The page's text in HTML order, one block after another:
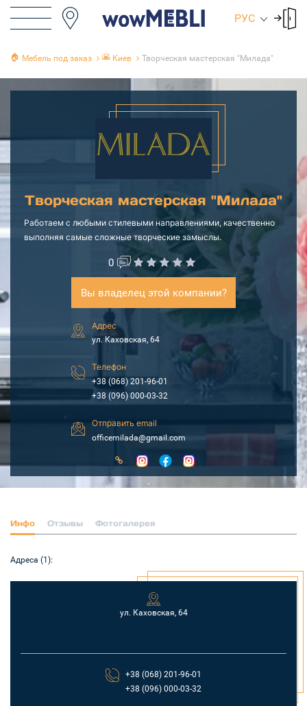
РУС
🏠 Мебель под заказ 🌇 Киев Творческая мастерская "Милада"
Творческая мастерская "Милада"
Работаем с любыми стилевыми направлениями, качественно
выполняя самые сложные творческие замыслы.
0
Вы владелец этой компании?
Адрес
ул. Каховская, 64
Телефон
+38 (068) 201-96-01
+38 (096) 000-03-32
Отправить email
officemilada@gmail.com
Инфо Отзывы Фотогалерея
Адреса (1):
ул. Каховская, 64
+38 (068) 201-96-01
+38 (096) 000-03-32